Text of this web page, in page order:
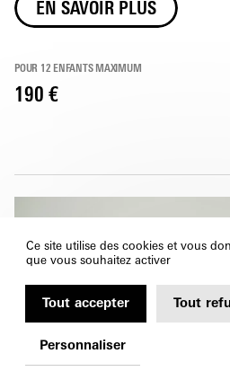
EN SAVOIR PLUS
POUR 12 ENFANTS MAXIMUM
190 €
Ce site utilise des cookies et vous
que vous souhaitez activer
Tout accepter Tout
Personnaliser